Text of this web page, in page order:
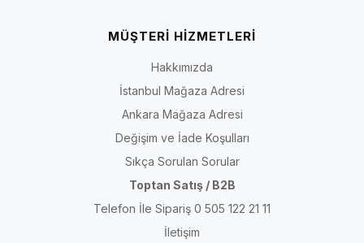
MÜŞTERİ HİZMETLERİ
Hakkımızda
İstanbul Mağaza Adresi
Ankara Mağaza Adresi
Değişim ve İade Koşulları
Sıkça Sorulan Sorular
Toptan Satış / B2B
Telefon İle Sipariş 0 505 122 21 11
İletişim